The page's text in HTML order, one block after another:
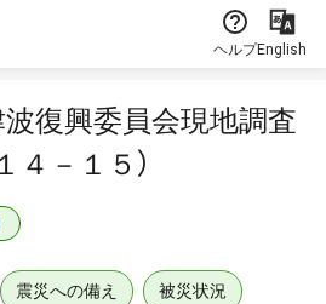
ヘルプEnglish
復興委員会現地調査
４－１５）
震災への備え 被災状況